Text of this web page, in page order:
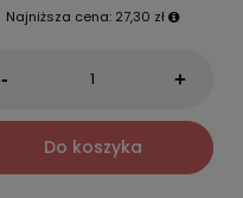
Najniższa cena: 27,30 zł
- +
Do koszyka